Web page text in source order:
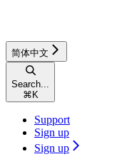
简体中文
Search...
⌘ K
Support
Sign up
Sign up